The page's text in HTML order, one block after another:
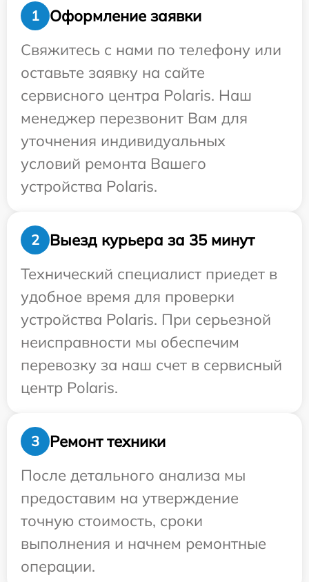
1
Оформление заявки
Свяжитесь с нами по телефону или
оставьте заявку на сайте
сервисного центра Polaris. Наш
менеджер перезвонит Вам для
уточнения индивидуальных
условий ремонта Вашего
устройства Polaris.
2
Выезд курьера за 35 минут
Технический специалист приедет в
удобное время для проверки
устройства Polaris. При серьезной
неисправности мы обеспечим
перевозку за наш счет в сервисный
центр Polaris.
3
Ремонт техники
После детального анализа мы
предоставим на утверждение
точную стоимость, сроки
выполнения и начнем ремонтные
операции.